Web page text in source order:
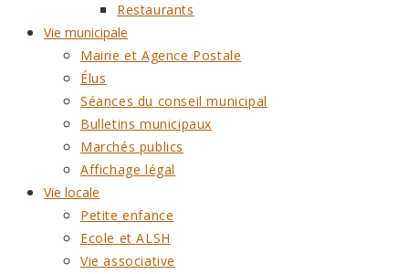
Restaurants
Vie municipale
Mairie et Agence Postale
Élus
Séances du conseil municipal
Bulletins municipaux
Marchés publics
Affichage légal
Vie locale
Petite enfance
Ecole et ALSH
Vie associative